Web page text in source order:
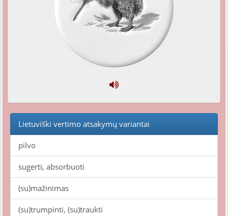
Lietuviški vertimo atsakymų variantai
pilvo
sugerti, absorbuoti
(su)mažinimas
(su)trumpinti, (su)traukti